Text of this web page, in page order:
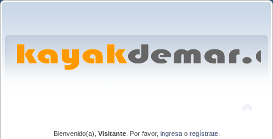
Bienvenido(a), Visitante. Por favor, ingresao regístrate.